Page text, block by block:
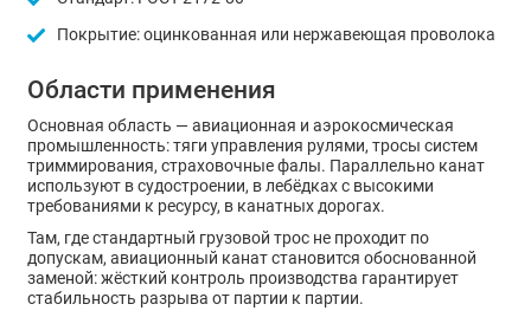
Покрытие: оцинкованная или нержавеющая проволока
Области применения
Основная область — авиационная и аэрокосмическая
промышленность: тяги управления рулями, тросы систем
триммирования, страховочные фалы. Параллельно канат
используют в судостроении, в лебёдках с высокими
требованиями к ресурсу, в канатных дорогах.
Там, где стандартный грузовой трос не проходит по
допускам, авиационный канат становится обоснованной
заменой: жёсткий контроль производства гарантирует
стабильность разрыва от партии к партии.